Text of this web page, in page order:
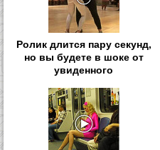
Ролик длится пару секунд,
но вы будете в шоке от
увиденного